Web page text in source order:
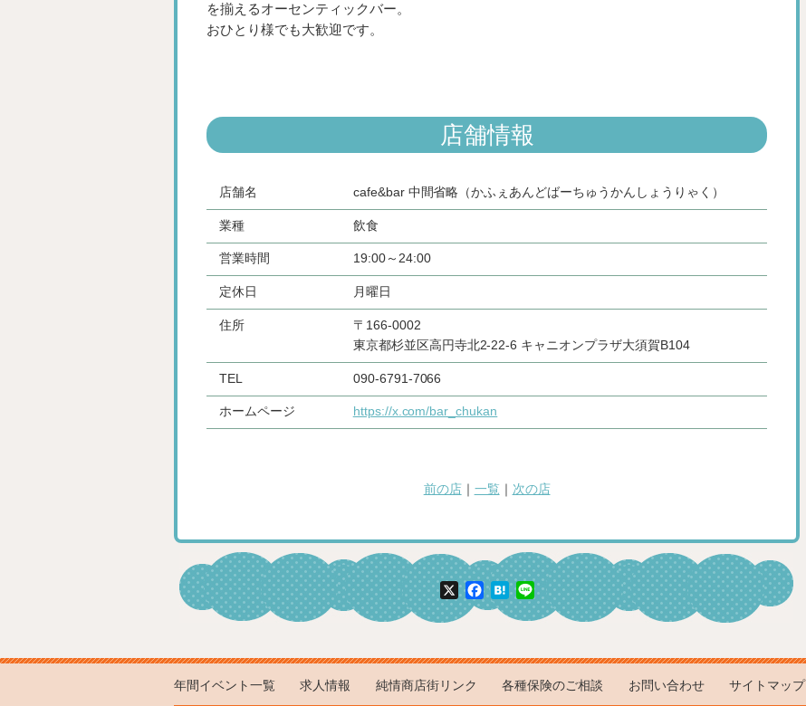
を揃えるオーセンティックバー。
おひとり様でも大歓迎です。
店舗情報
店舗名 cafe&bar 中間省略（かふぇあんどばーちゅうかんしょうりゃく）
業種 飲食
営業時間 19:00～24:00
定休日 月曜日
住所
〒166-0002
東京都杉並区高円寺北2-22-6 キャニオンプラザ大須賀B104
TEL 090-6791-7066
ホームページ https://x.com/bar_chukan
前の店｜ 一覧 次の店
X Facebook
Hatena
Line
年間イベント一覧 求人情報 純情商店街リンク 各種保険のご相談 お問い合わせ サイトマップ